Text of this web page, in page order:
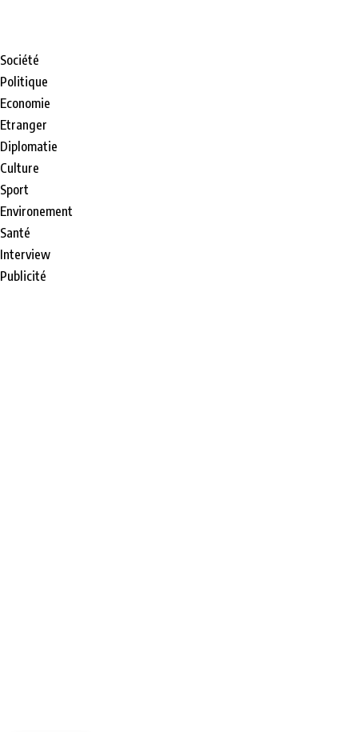
Société
Politique
Economie
Etranger
Diplomatie
Culture
Sport
Environement
Santé
Interview
Publicité